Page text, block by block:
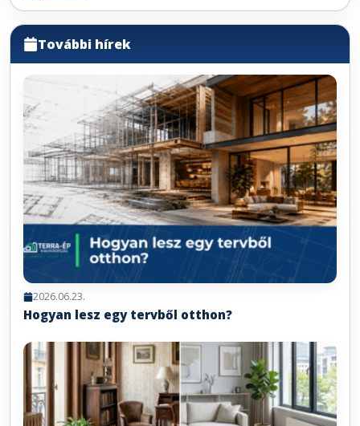
További hírek
2026.06.23.
Hogyan lesz egy tervből otthon?